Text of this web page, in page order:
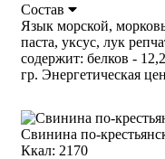
Состав
Язык морской,
паста, уксус, лук
содержит: белков -
гр. Энергетическая
Свинина по-
Ккал: 2170